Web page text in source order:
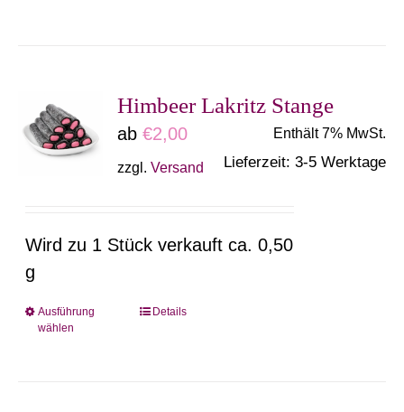
auf.
Die
Optionen
der
gewählt
Himbeer Lakritz Stange
ab€2,00 Enthält 7% MwSt.
zzgl.Versand Lieferzeit: 3-5 Werktage
Wird zu 1 Stück verkauft ca. 0,50
g
Ausführung
wählen
Dieses
Details